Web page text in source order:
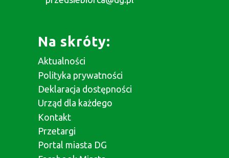
Na skróty:
Aktualności
Polityka prywatności
Deklaracja dostępności
Urząd dla każdego
Kontakt
Przetargi
Portal miasta DG